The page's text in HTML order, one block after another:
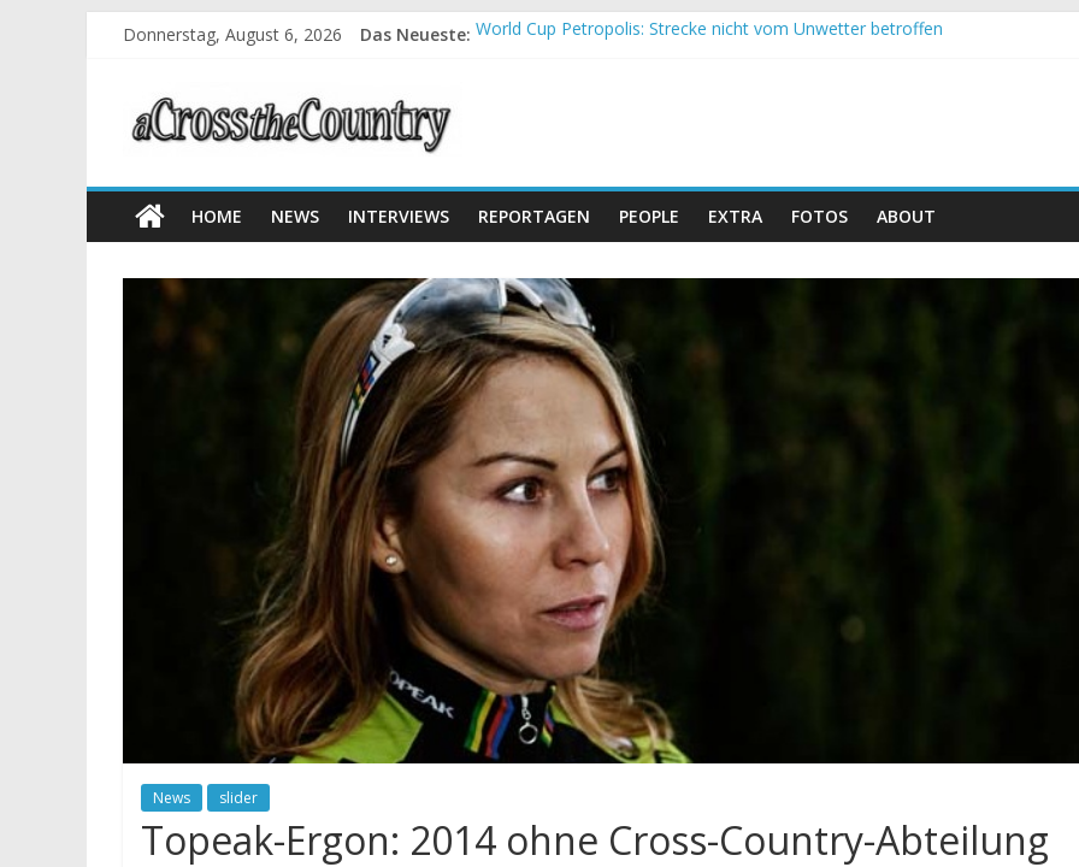
Donnerstag, August 6, 2026 Das Neueste: World Cup Petropolis: Strecke nicht vom Unwetter betroffen
HOME NEWS INTERVIEWS REPORTAGEN PEOPLE EXTRA FOTOS ABOUT
News slider
Topeak-Ergon: 2014 ohne Cross-Country-Abteilung